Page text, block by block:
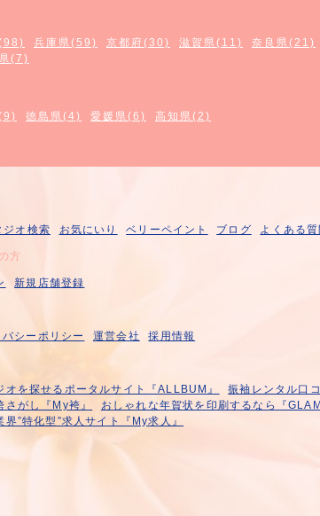
兵庫県(59) 京都府(30) 滋賀県(11)
奈良県(21)
(7)
徳島県(4) 愛媛県(6) 高知県(2)
ジオ検索 お気にいり ベリーペイント ブログ よくある質
方
新規店舗登録
シーポリシー 運営会社 採用情報
オを探せるポータルサイト『ALLBUM』
振袖レンタル口
がし『My袴』
おしゃれな年賀状を印刷するなら『
”特化型”求人サイト『My求人』